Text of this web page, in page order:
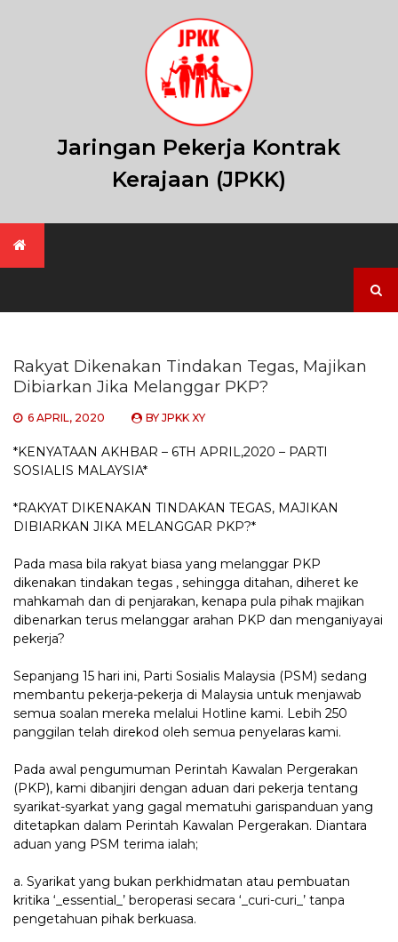
Jaringan Pekerja Kontrak
Kerajaan (JPKK)
for:
Rakyat Dikenakan Tindakan Tegas, Majikan
Dibiarkan Jika Melanggar PKP?
6 APRIL, 2020 BYJPKK XY
*KENYATAAN AKHBAR – 6TH APRIL,2020 – PARTI
SOSIALIS MALAYSIA*
*RAKYAT DIKENAKAN TINDAKAN TEGAS, MAJIKAN
DIBIARKAN JIKA MELANGGAR PKP?*
Pada masa bila rakyat biasa yang melanggar PKP
dikenakan tindakan tegas , sehingga ditahan, diheret ke
mahkamah dan di penjarakan, kenapa pula pihak majikan
dibenarkan terus melanggar arahan PKP dan menganiyayai
pekerja?
Sepanjang 15 hari ini, Parti Sosialis Malaysia (PSM) sedang
membantu pekerja-pekerja di Malaysia untuk menjawab
semua soalan mereka melalui Hotline kami. Lebih 250
panggilan telah direkod oleh semua penyelaras kami.
Pada awal pengumuman Perintah Kawalan Pergerakan
(PKP), kami dibanjiri dengan aduan dari pekerja tentang
syarikat-syarkat yang gagal mematuhi garispanduan yang
ditetapkan dalam Perintah Kawalan Pergerakan. Diantara
aduan yang PSM terima ialah;
a. Syarikat yang bukan perkhidmatan atau pembuatan
kritika ‘_essential_’ beroperasi secara ‘_curi-curi_’ tanpa
pengetahuan pihak berkuasa.